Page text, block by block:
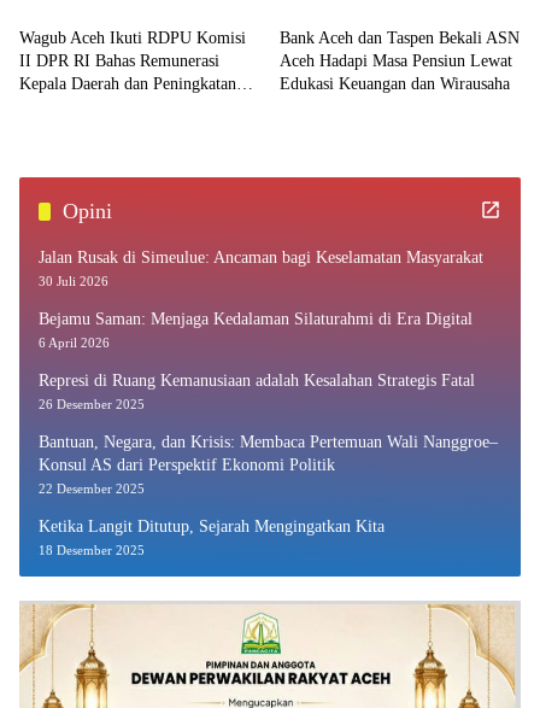
Wagub Aceh Ikuti RDPU Komisi
II DPR RI Bahas Remunerasi
Kepala Daerah dan Peningkatan
Bank Aceh dan Taspen Bekali ASN
Aceh Hadapi Masa Pensiun Lewat
Edukasi Keuangan dan Wirausaha
Opini
Jalan Rusak di Simeulue: Ancaman bagi Keselamatan Masyarakat
30 Juli 2026
Bejamu Saman: Menjaga Kedalaman Silaturahmi di Era Digital
6 April 2026
Represi di Ruang Kemanusiaan adalah Kesalahan Strategis Fatal
26 Desember 2025
Bantuan, Negara, dan Krisis: Membaca Pertemuan Wali Nanggroe–
Konsul AS dari Perspektif Ekonomi Politik
22 Desember 2025
Ketika Langit Ditutup, Sejarah Mengingatkan Kita
18 Desember 2025